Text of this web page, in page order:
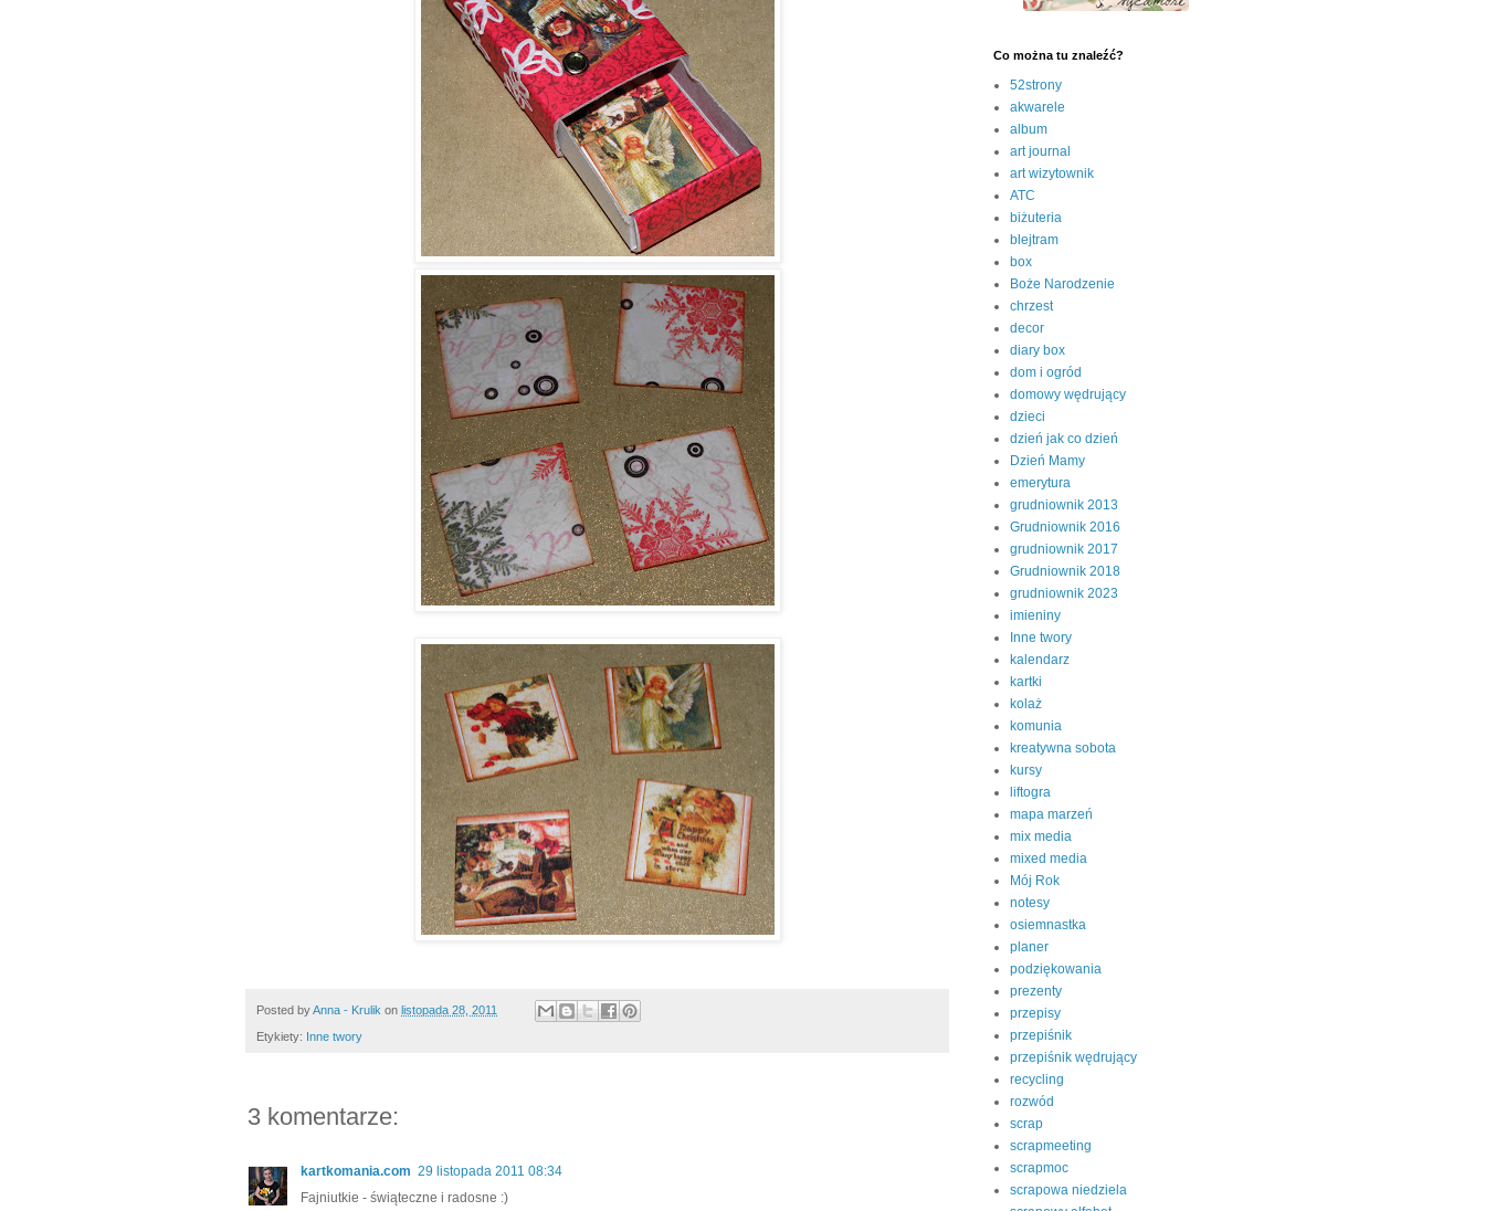
Posted byAnna - Krulik on listopada 28, 2011
Etykiety: Inne twory
3 komentarze:
kartkomania.com 29 listopada 2011 08:34
Fajniutkie - świąteczne i radosne :)
Co można tu znaleźć?
52strony
akwarele
album
art journal
art wizytownik
ATC
biżuteria
blejtram
box
Boże Narodzenie
chrzest
decor
diary box
dom i ogród
domowy wędrujący
dzieci
dzień jak co dzień
Dzień Mamy
emerytura
grudniownik 2013
Grudniownik 2016
grudniownik 2017
Grudniownik 2018
grudniownik 2023
imieniny
Inne twory
kalendarz
kartki
kolaż
komunia
kreatywna sobota
kursy
liftogra
mapa marzeń
mix media
mixed media
Mój Rok
notesy
osiemnastka
planer
podziękowania
prezenty
przepisy
przepiśnik
przepiśnik wędrujący
recycling
rozwód
scrap
scrapmeeting
scrapmoc
scrapowa niedziela